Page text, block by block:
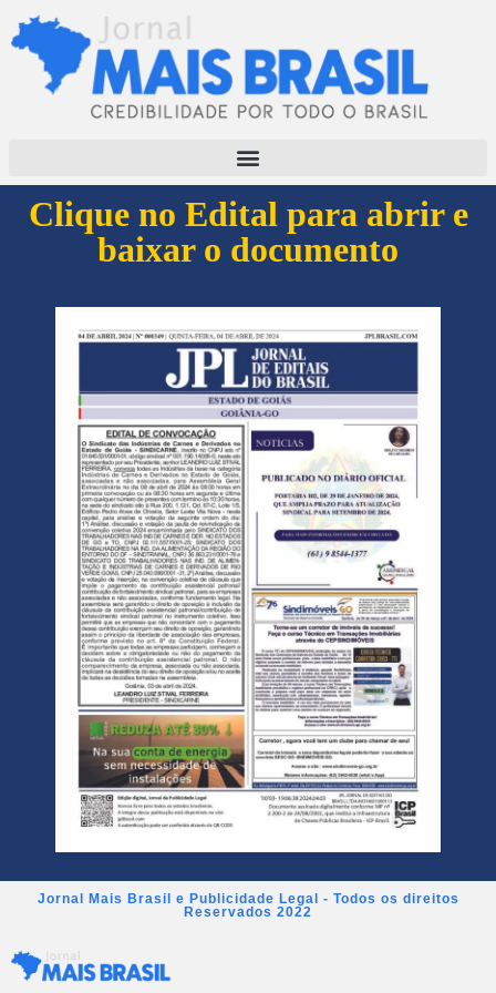
Clique no Edital para abrir e
baixar o documento
Jornal Mais Brasil e Publicidade Legal - Todos os direitos
Reservados 2022